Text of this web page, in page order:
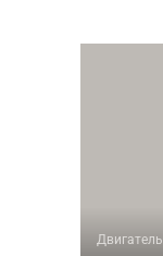
Двигатель